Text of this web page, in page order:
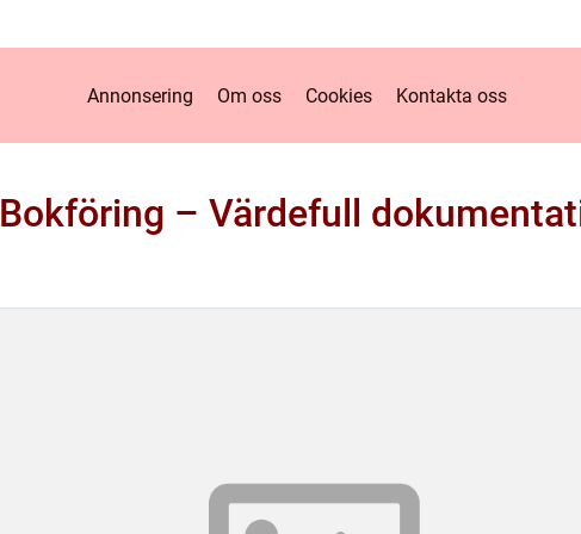
Annonsering Om oss Cookies Kontakta oss
Bokföring – Värdefull